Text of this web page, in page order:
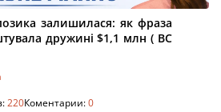
залишилася: як фраза
дружині $1,1 млн ( ВС
220Коментарии:0